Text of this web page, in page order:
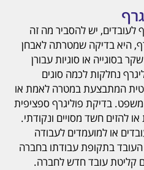
לעובדים, יש להסביר מה זה
היא בדיקה שמטרתה לאבחן
בסוגייה או סוגיות עבורן
נחלקות לכמה סוגים
המתבצעת במטרה לאמת או
בדיקת פוליגרף ספציפית
חשד מסויים ונקודתי.
או למועמדים לעבודה
בתקופת עבודתו בחברה
קליטת עובד חדש לחברה.